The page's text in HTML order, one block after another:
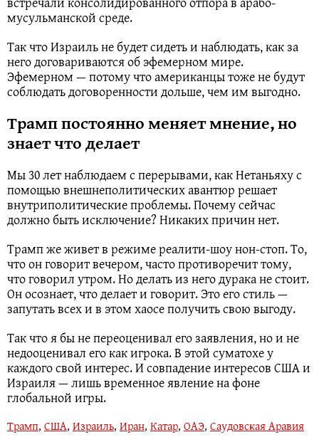
мусульманской среде.
Так что Израиль не будет сидеть и наблюдать, как за
него договариваются об эфемерном мире.
Эфемерном — потому что американцы тоже не будут
соблюдать договоренности дольше, чем им выгодно.
Трамп постоянно меняет мнение, но
знает что делает
Мы 30 лет наблюдаем с перерывами, как Нетаньяху с
помощью внешнеполитических авантюр решает
внутриполитические проблемы. Почему сейчас
должно быть исключение? Никаких причин нет.
Трамп же живет в режиме реалити-шоу нон-стоп. То,
что он говорит вечером, часто противоречит тому,
что говорил утром. Но делать из него дурака не стоит.
Он осознает, что делает и говорит. Это его стиль —
запутать всех и в этом хаосе получить свою выгоду.
Так что я бы не переоценивал его заявления, но и не
недооценивал его как игрока. В этой суматохе у
каждого свой интерес. И совпадение интересов США и
Израиля — лишь временное явление на фоне
глобальной игры.
Трамп, США, Израиль, Иран, Катар, ОАЭ, Саудовская Аравия